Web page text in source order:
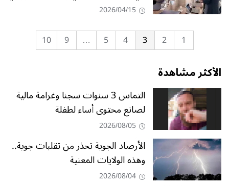
2026/04/15
1
2
3
4
5
…
9
10
الأكثر مشاهدة
التماس 3 سنوات سجنا وغرامة مالية
لصانع محتوى أساء لطفلة
2026/08/05
الأرصاد الجوية تحذر من تقلبات جوية..
وهذه الولايات المعنية
2026/08/04